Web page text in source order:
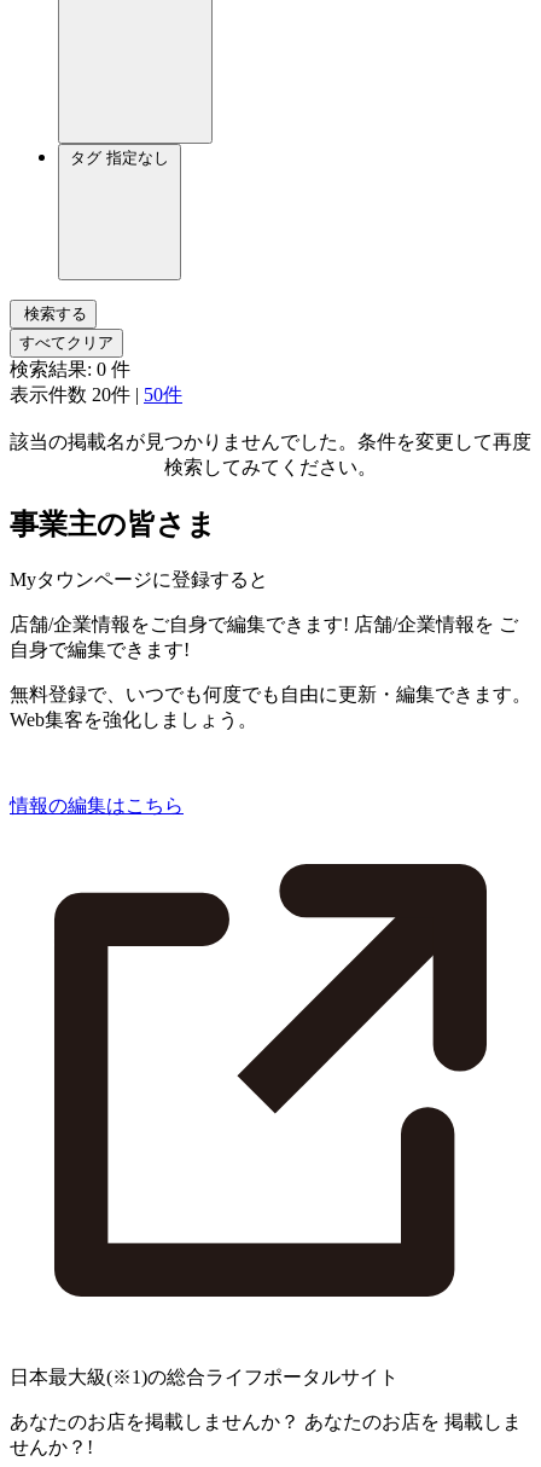
タグ 指定なし
検索する
すべてクリア
検索結果: 0 件
表示件数 20件 | 50件
該当の掲載名が見つかりませんでした。条件を変更して再度
検索してみてください。
事業主の皆さま
Myタウンページに登録すると
店舗/企業情報をご自身で編集できます! 店舗/企業情報を ご
自身で編集できます!
無料登録で、いつでも何度でも自由に更新・編集できます。
Web集客を強化しましょう。
情報の編集はこちら
日本最大級(※1)の総合ライフポータルサイト
あなたのお店を掲載しませんか？ あなたのお店を 掲載しま
せんか？!